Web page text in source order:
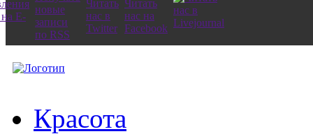
Красота